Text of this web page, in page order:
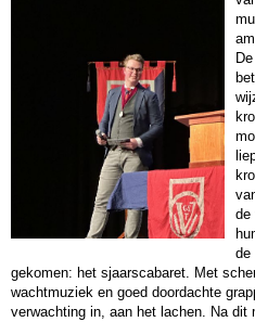
de
de
gekomen: het sjaarscabaret. Met
wachtmuziek en goed doordachte
verwachting in, aan het lachen. Na dit